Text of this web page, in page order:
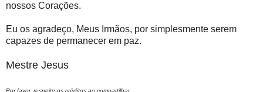
nossos Corações.
Eu os agradeço, Meus Irmãos, por simplesmente serem
capazes de permanecer em paz.
Mestre Jesus
Por favor, respeite os créditos ao compartilhar